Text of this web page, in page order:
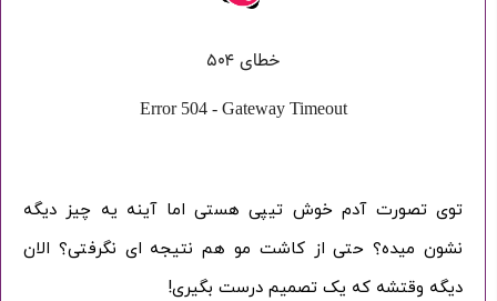
توی تصورت آدم خوش تیپی هستی اما آینه یه چیز دیگه
نشون میده؟ حتی از کاشت مو هم نتیجه ای نگرفتی؟ الان
دیگه وقتشه که یک تصمیم درست بگیری!